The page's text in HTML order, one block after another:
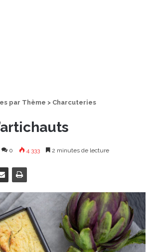
par Thème > Charcuteries
0 4 333 2 minutes de lecture